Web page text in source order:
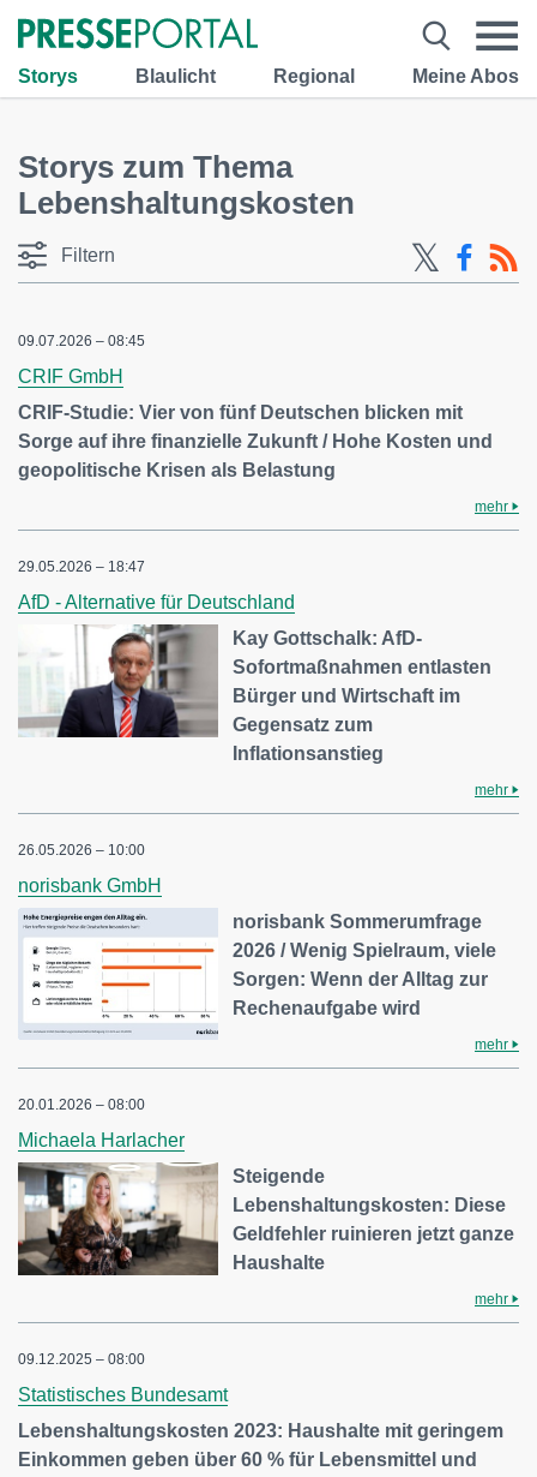
Storys Blaulicht Regional Meine Abos
Storys zum Thema
Lebenshaltungskosten
Filtern
09.07.2026 – 08:45
CRIF GmbH
CRIF-Studie: Vier von fünf Deutschen blicken mit
Sorge auf ihre finanzielle Zukunft / Hohe Kosten und
geopolitische Krisen als Belastung
mehr
29.05.2026 – 18:47
AfD - Alternative für Deutschland
Kay Gottschalk: AfD-
Sofortmaßnahmen entlasten
Bürger und Wirtschaft im
Gegensatz zum
Inflationsanstieg
mehr
26.05.2026 – 10:00
norisbank GmbH
norisbank Sommerumfrage
2026 / Wenig Spielraum, viele
Sorgen: Wenn der Alltag zur
Rechenaufgabe wird
mehr
20.01.2026 – 08:00
Michaela Harlacher
Steigende
Lebenshaltungskosten: Diese
Geldfehler ruinieren jetzt ganze
Haushalte
mehr
09.12.2025 – 08:00
Statistisches Bundesamt
Lebenshaltungskosten 2023: Haushalte mit geringem
Einkommen geben über 60 % für Lebensmittel und